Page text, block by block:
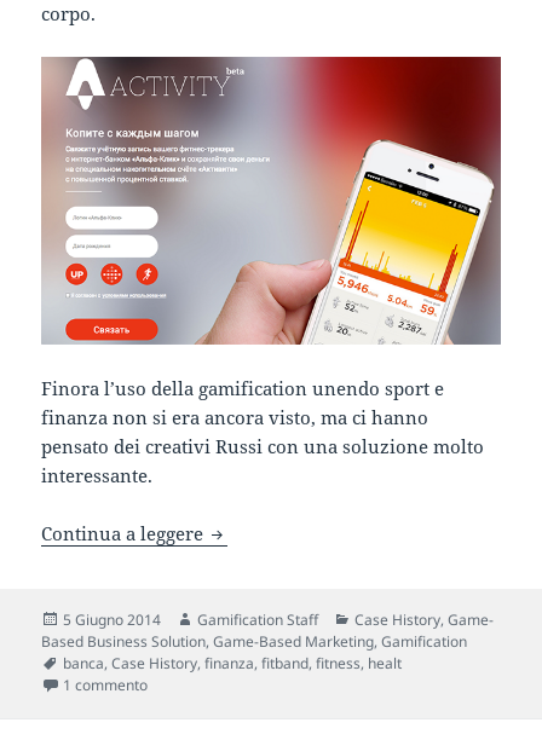
corpo.
Finora l’uso della gamification unendo sport e
finanza non si era ancora visto, ma ci hanno
pensato dei creativi Russi con una soluzione molto
interessante.
Continua a leggere Più corri, più sudi e più guadagni,
Scritto
il
5 Giugno 2014 Autore
Gamification Staff Categorie
Case History,Game-
Based Business Solution,Game-Based Marketing,Gamification
Tag
banca,Case History,finanza,fitband,fitness, healt
1 commentosu Più corri, più sudi e più guadagni, letteralmente. Alfa-